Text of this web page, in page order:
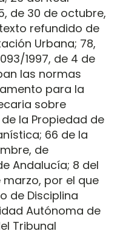
de 30 de octubre,
refundido de
Urbana; 78,
1997, de 4 de
las normas
para la
sobre
la Propiedad de
66 de la
de
Andalucía; 8 del
marzo, por el que
de Disciplina
Autónoma de
Tribunal